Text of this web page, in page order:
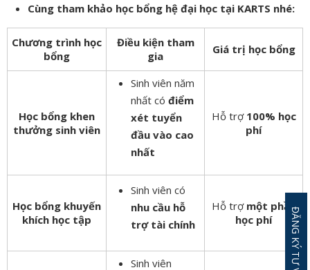
Cùng tham khảo học bổng hệ đại học tại KARTS nhé:
Chương trình học
bổng
Điều kiện tham
gia
Giá trị học bổng
Học bổng khen
thưởng sinh viên
Sinh viên năm
nhất có điểm
xét tuyển
đầu vào cao
nhất
Hỗ trợ 100% học
phí
Học bổng khuyến
khích học tập
Sinh viên có
nhu cầu hỗ
trợ tài chính
Hỗ trợ một phần
học phí
Sinh viên